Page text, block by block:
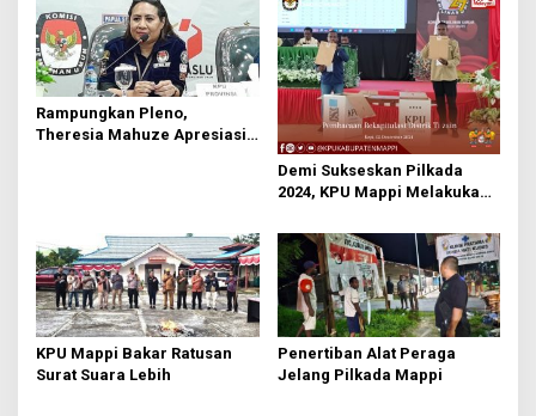
Rampungkan Pleno,
Theresia Mahuze Apresiasi
Demi Sukseskan Pilkada
2024, KPU Mappi Melakukan
KPU Mappi Bakar Ratusan
Surat Suara Lebih
Penertiban Alat Peraga
Jelang Pilkada Mappi